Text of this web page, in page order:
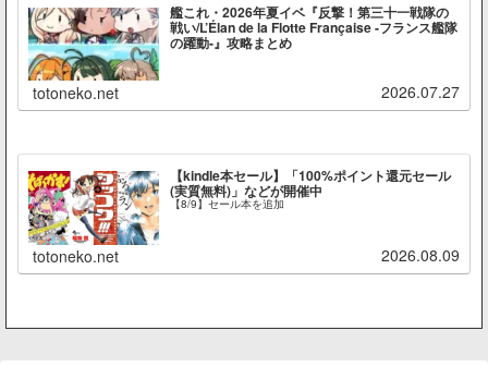
艦これ・2026年夏イベ『反撃！第三十一戦隊の
戦い/L’Élan de la Flotte Française -フランス艦隊
の躍動-』攻略まとめ
totoneko.net 2026.07.27
【kindle本セール】「100%ポイント還元セール
(実質無料)」などが開催中
【8/9】セール本を追加
totoneko.net 2026.08.09